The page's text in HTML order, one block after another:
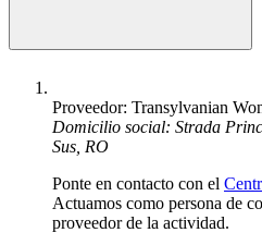
Proveedor: Transylvanian
Domicilio social: Strada
Sus, RO
Ponte en contacto con el
Actuamos como persona de
proveedor de la actividad.